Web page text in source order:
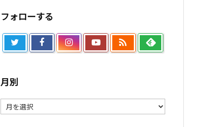
フォローする

月別
別